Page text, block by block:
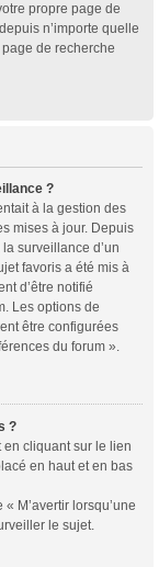
propre page de
n’importe quelle
de recherche
?
à la gestion des
mises à jour. Depuis
surveillance d’un
favoris a été mis à
d’être notifié
Les options de
être configurées
du forum ».
?
cliquant sur le lien
en haut et en bas
M’avertir lorsqu’une
le sujet.